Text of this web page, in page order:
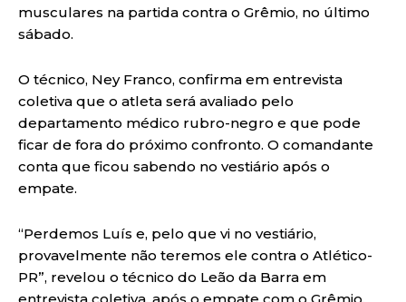
musculares na partida contra o Grêmio, no último
sábado.
O técnico, Ney Franco, confirma em entrevista
coletiva que o atleta será avaliado pelo
departamento médico rubro-negro e que pode
ficar de fora do próximo confronto. O comandante
conta que ficou sabendo no vestiário após o
empate.
“Perdemos Luís e, pelo que vi no vestiário,
provavelmente não teremos ele contra o Atlético-
PR”, revelou o técnico do Leão da Barra em